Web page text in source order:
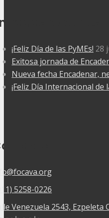
recientes
¡Feliz Día de las PyMEs! 28
Exitosa jornada de
Nueva fecha Encadenar,
¡Feliz Día Internacional de
5258-0226
Venezuela 2543, Ezpeleta